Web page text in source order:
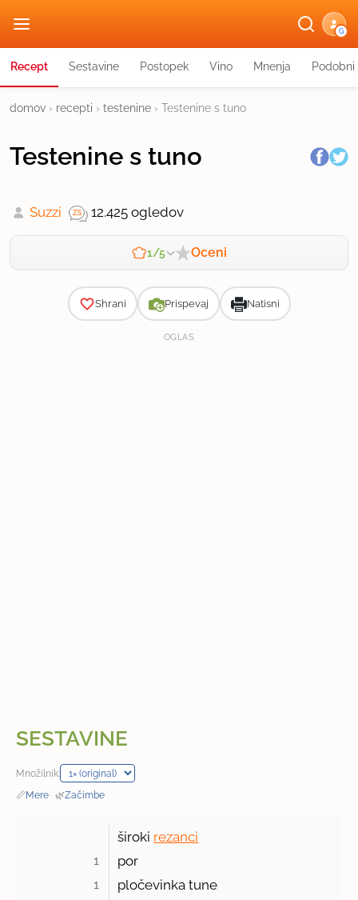
G
Recept Sestavine Postopek Vino Mnenja
domov › recepti › testenine › Testenine s tuno
Testenine s tuno
Suzzi 12.425 ogledov
1/5 Oceni
Shrani Prispevaj Natisni
OGLAS
SESTAVINE
Množilnik:
📏Mere · 🌿Začimbe
široki rezanci
1 por
1 pločevinka tune